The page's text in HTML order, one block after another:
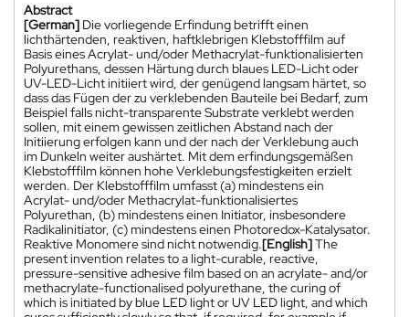
Abstract
[German] Die vorliegende Erfindung betrifft einen
lichthärtenden, reaktiven, haftklebrigen Klebstofffilm auf
Basis eines Acrylat- und/oder Methacrylat-funktionalisierten
Polyurethans, dessen Härtung durch blaues LED-Licht oder
UV-LED-Licht initiiert wird, der genügend langsam härtet, so
dass das Fügen der zu verklebenden Bauteile bei Bedarf, zum
Beispiel falls nicht-transparente Substrate verklebt werden
sollen, mit einem gewissen zeitlichen Abstand nach der
Initiierung erfolgen kann und der nach der Verklebung auch
im Dunkeln weiter aushärtet. Mit dem erfindungsgemäßen
Klebstofffilm können hohe Verklebungsfestigkeiten erzielt
werden. Der Klebstofffilm umfasst (a) mindestens ein
Acrylat- und/oder Methacrylat-funktionalisiertes
Polyurethan, (b) mindestens einen Initiator, insbesondere
Radikalinitiator, (c) mindestens einen Photoredox-Katalysator.
Reaktive Monomere sind nicht notwendig.[English]The
present invention relates to a light-curable, reactive,
pressure-sensitive adhesive film based on an acrylate- and/or
methacrylate-functionalised polyurethane, the curing of
which is initiated by blue LED light or UV LED light, and which